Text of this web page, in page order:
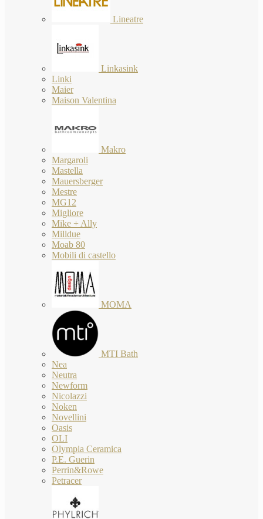
Lineatre
Linkasink
Linki
Maier
Maison Valentina
Makro
Margaroli
Mastella
Mauersberger
Mestre
MG12
Migliore
Mike + Ally
Milldue
Moab 80
Mobili di castello
MOMA
MTI Bath
Nea
Neutra
Newform
Nicolazzi
Noken
Novellini
Oasis
OLI
Olympia Ceramica
P.E. Guerin
Perrin&Rowe
Petracer